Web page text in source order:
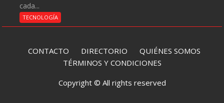
cada...
TECNOLOGÍA
CONTACTO DIRECTORIO QUIÉNES SOMOS
TÉRMINOS Y CONDICIONES
Copyright © All rights reserved